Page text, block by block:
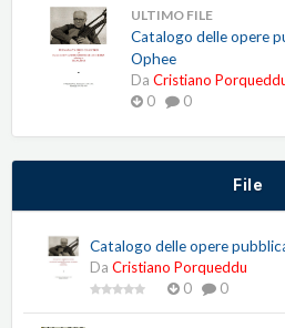
ULTIMO FILE
Catalogo delle opere
Ophee
Da Cristiano
0
0
File
Catalogo delle opere
Da Cristiano Porqueddu
0
0